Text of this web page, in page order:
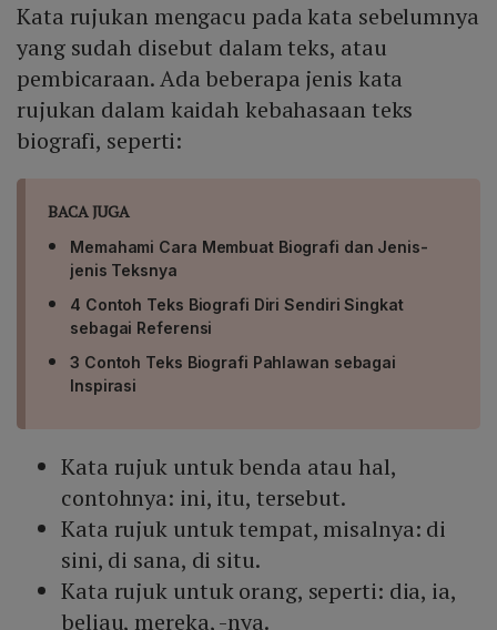
Kata rujukan mengacu pada kata sebelumnya
yang sudah disebut dalam teks, atau
pembicaraan. Ada beberapa jenis kata
rujukan dalam kaidah kebahasaan teks
biografi, seperti:
BACA JUGA
Memahami Cara Membuat Biografi dan Jenis-
jenis Teksnya
4 Contoh Teks Biografi Diri Sendiri Singkat
sebagai Referensi
3 Contoh Teks Biografi Pahlawan sebagai
Inspirasi
Kata rujuk untuk benda atau hal,
contohnya: ini, itu, tersebut.
Kata rujuk untuk tempat, misalnya: di
sini, di sana, di situ.
Kata rujuk untuk orang, seperti: dia, ia,
beliau, mereka, -nya.